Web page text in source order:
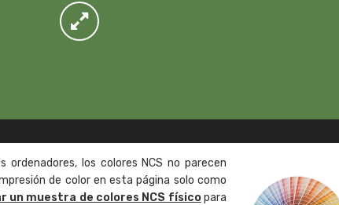
ordenadores, los colores NCS no parecen
de color en esta página solo como
un muestra de colores NCS físicopara